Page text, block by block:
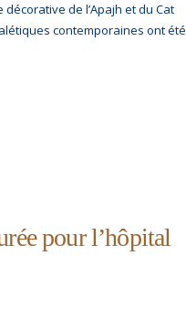
de l’Apajh et du Cat
contemporaines ont été
pour l’hôpital